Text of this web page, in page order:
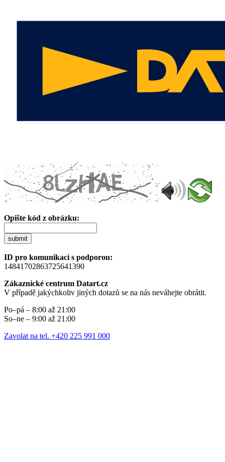
Opište kód z obrázku:
submit
ID pro komunikaci s podporou:
14841702863725641390
Zákaznické centrum Datart.cz
V případě jakýchkoliv jiných dotazů se na nás neváhejte obrátit.
Po–pá – 8:00 až 21:00
So–ne – 9:00 až 21:00
Zavolat na tel. +420 225 991 000